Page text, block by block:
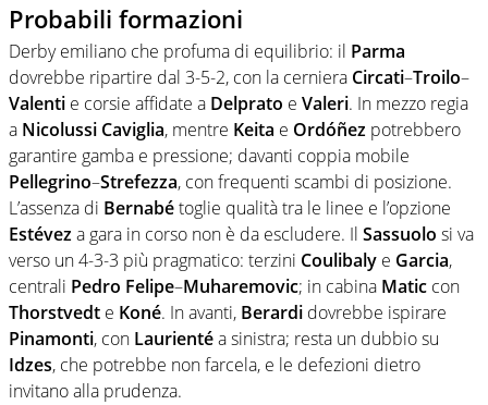
Probabili formazioni
Derby emiliano che profuma di equilibrio: il Parma
dovrebbe ripartire dal 3-5-2, con la cerniera Circati–Troilo–
Valenti e corsie affidate a Delprato e Valeri. In mezzo regia
a Nicolussi Caviglia, mentre Keita e Ordóñez potrebbero
garantire gamba e pressione; davanti coppia mobile
Pellegrino–Strefezza, con frequenti scambi di posizione.
L’assenza di Bernabétoglie qualità tra le linee e l’opzione
Estéveza gara in corso non è da escludere. Il Sassuolo si va
verso un 4-3-3 più pragmatico: terzini Coulibaly e Garcia,
centrali Pedro Felipe–Muharemovic; in cabina Matic con
Thorstvedt e Koné. In avanti, Berardi dovrebbe ispirare
Pinamonti, con Laurientéa sinistra; resta un dubbio su
Idzes, che potrebbe non farcela, e le defezioni dietro
invitano alla prudenza.